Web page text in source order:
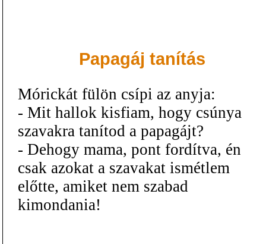
Papagáj tanítás
Mórickát fülön csípi az anyja:
- Mit hallok kisfiam, hogy csúnya
szavakra tanítod a papagájt?
- Dehogy mama, pont fordítva, én
csak azokat a szavakat ismétlem
előtte, amiket nem szabad
kimondania!